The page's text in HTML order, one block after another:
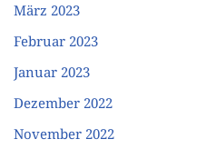
März 2023
Februar 2023
Januar 2023
Dezember 2022
November 2022